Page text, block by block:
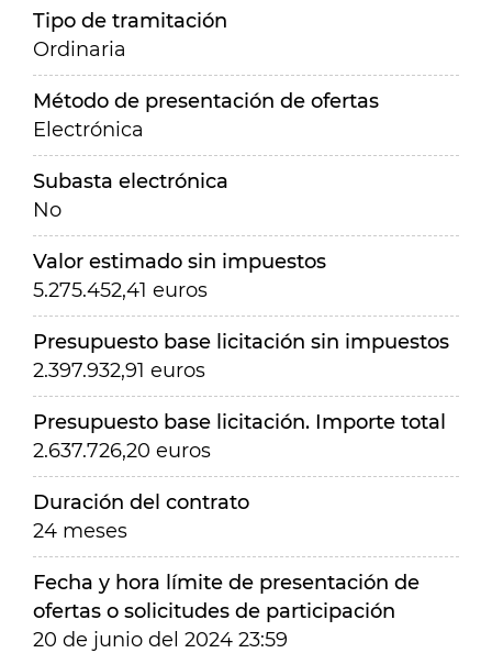
Tipo de tramitación
Ordinaria
Método de presentación de ofertas
Electrónica
Subasta electrónica
No
Valor estimado sin impuestos
5.275.452,41 euros
Presupuesto base licitación sin impuestos
2.397.932,91 euros
Presupuesto base licitación. Importe total
2.637.726,20 euros
Duración del contrato
24 meses
Fecha y hora límite de presentación de
ofertas o solicitudes de participación
20 de junio del 2024 23:59